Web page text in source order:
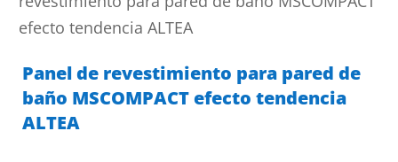
efecto tendencia ALTEA
Panel de revestimiento para pared de
baño MSCOMPACT efecto tendencia
ALTEA